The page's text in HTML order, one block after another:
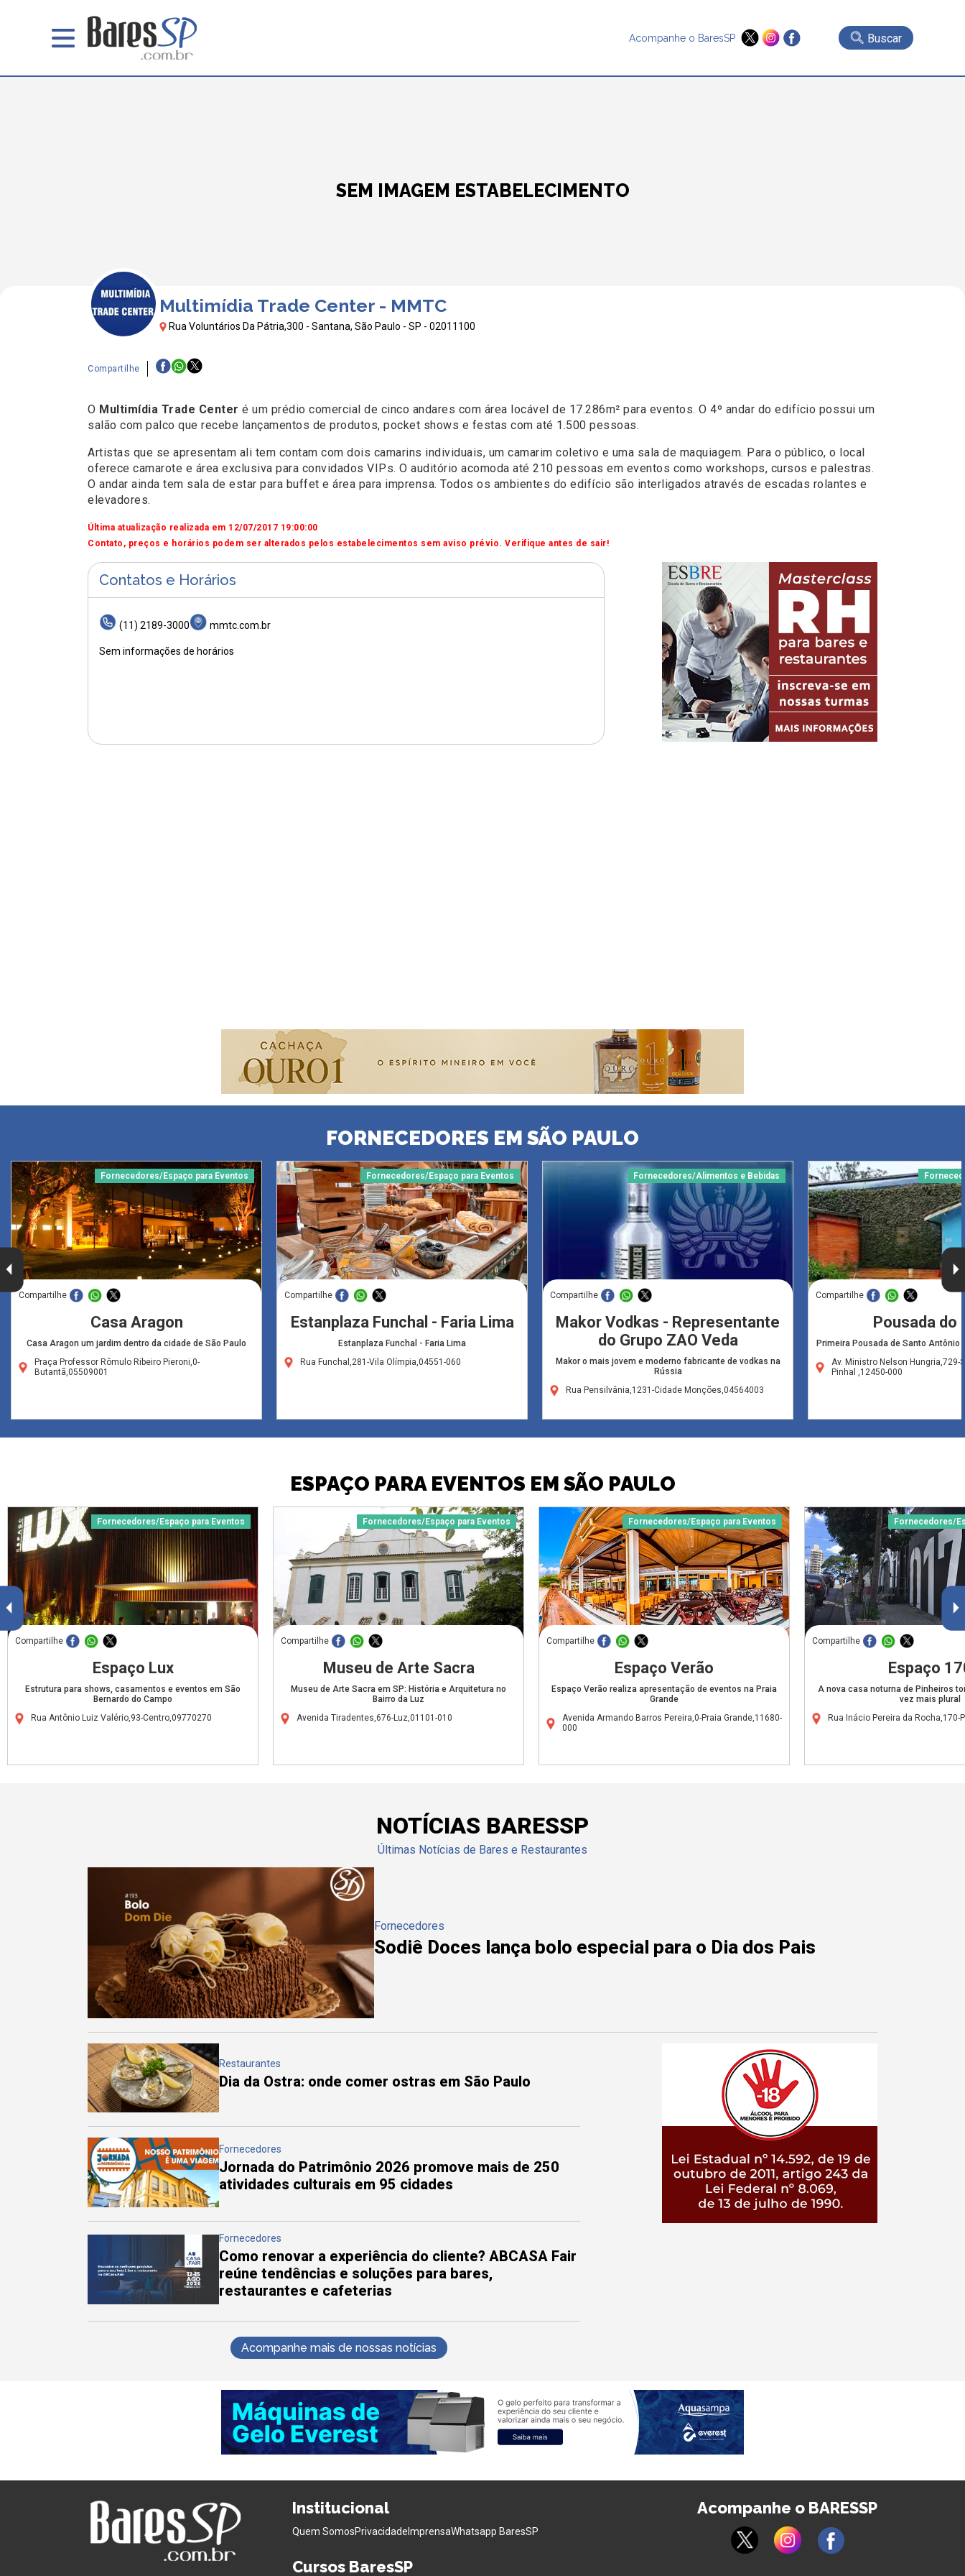
Acompanhe o BaresSP Buscar
SEM IMAGEM ESTABELECIMENTO
Multimídia Trade Center - MMTC
Rua Voluntários Da Pátria,300 - Santana, São Paulo - SP - 02011100
Compartilhe
O Multimídia Trade Center é um prédio comercial de cinco andares com área locável de 17.286m² para eventos. O 4º andar do edifício possui um
salão com palco que recebe lançamentos de produtos, pocket shows e festas com até 1.500 pessoas.
Artistas que se apresentam ali tem contam com dois camarins individuais, um camarim coletivo e uma sala de maquiagem. Para o público, o local
oferece camarote e área exclusiva para convidados VIPs. O auditório acomoda até 210 pessoas em eventos como workshops, cursos e palestras.
O andar ainda tem sala de estar para buffet e área para imprensa. Todos os ambientes do edifício são interligados através de escadas rolantes e
elevadores.
Última atualização realizada em 12/07/2017 19:00:00
Contato, preços e horários podem ser alterados pelos estabelecimentos sem aviso prévio. Verifique antes de sair!
Contatos e Horários
(11) 2189-3000 mmtc.com.br
Sem informações de horários
FORNECEDORES EM SÃO PAULO
Fornecedores/Espaço para Eventos
Compartilhe
Casa Aragon
Casa Aragon um jardim dentro da cidade de São Paulo
Praça Professor Rômulo Ribeiro Pieroni,0-
Butantã,05509001
Fornecedores/Espaço para Eventos
Compartilhe
Estanplaza Funchal - Faria Lima
Estanplaza Funchal - Faria Lima
Rua Funchal,281-Vila Olímpia,04551-060
Fornecedores/Alimentos e Bebidas
Compartilhe
Makor Vodkas - Representante
do Grupo ZAO Veda
Makor o mais jovem e moderno fabricante de vodkas na
Rússia
Rua Pensilvânia,1231-Cidade Monções,04564003
Compartilhe
Pousada do
Primeira Pousada de Santo Antônio
Av. Ministro Nelson Hungria,729-
Pinhal ,12450-000
ESPAÇO PARA EVENTOS EM SÃO PAULO
Fornecedores/Espaço para Eventos
Compartilhe
Espaço Lux
Estrutura para shows, casamentos e eventos em São
Bernardo do Campo
Rua Antônio Luiz Valério,93-Centro,09770270
Fornecedores/Espaço para Eventos
Compartilhe
Museu de Arte Sacra
Museu de Arte Sacra em SP: História e Arquitetura no
Bairro da Luz
Avenida Tiradentes,676-Luz,01101-010
Fornecedores/Espaço para Eventos
Compartilhe
Espaço Verão
Espaço Verão realiza apresentação de eventos na Praia
Grande
Avenida Armando Barros Pereira,0-Praia Grande,11680-
000
Fornecedores/
Compartilhe
Espaço
A nova casa noturna de Pinheiros
vez mais plural
Rua Inácio Pereira da Rocha,170-
NOTÍCIAS BARESSP
Últimas Notícias de Bares e Restaurantes
Fornecedores
Sodiê Doces lança bolo especial para o Dia dos Pais
Restaurantes
Dia da Ostra: onde comer ostras em São Paulo
Fornecedores
Jornada do Patrimônio 2026 promove mais de 250
atividades culturais em 95 cidades
Fornecedores
Como renovar a experiência do cliente? ABCASA Fair
reúne tendências e soluções para bares,
restaurantes e cafeterias
Acompanhe mais de nossas notícias
Institucional
Quem SomosPrivacidadeImprensaWhatsapp BaresSP
Cursos BaresSP
Acompanhe o BARESSP